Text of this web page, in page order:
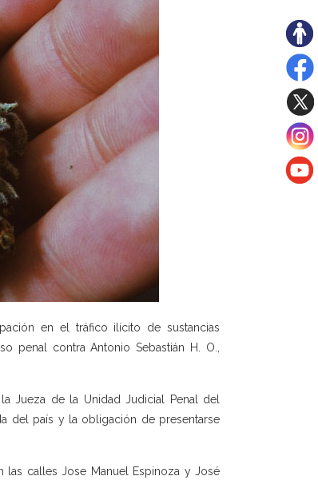
en el tráfico ilícito de sustancias
penal contra Antonio Sebastián H. O.,
Jueza de la Unidad Judicial Penal del
del país y la obligación de presentarse
las calles Jose Manuel Espinoza y José